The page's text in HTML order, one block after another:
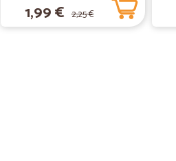
1,99 € 2,25 €